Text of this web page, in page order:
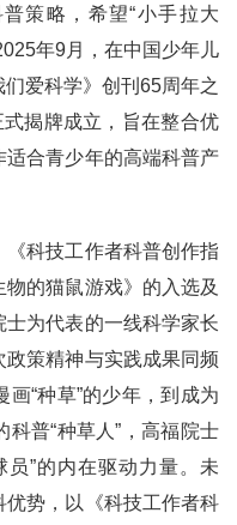
策略，希望“小手拉大
年9月，在中国少年儿
爱科学》创刊65周年之
式揭牌成立，旨在整合优
适合青少年的高端科普产
科技工作者科普创作指
的猫鼠游戏》的入选及
为代表的一线科学家长
策精神与实践成果同频
“种草”的少年，到成为
普“种草人”，高福院士
员”的内在驱动力量。未
势，以《科技工作者科